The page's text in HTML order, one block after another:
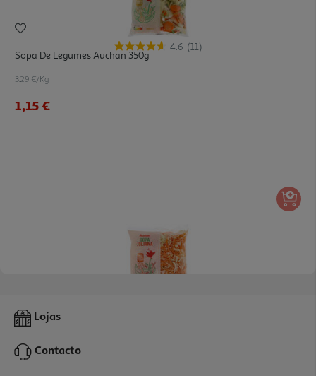
4.6 (11)
Sopa De Legumes Auchan 350g
3.29 €/Kg
1,15 €
Sopa Juliana Auchan 350g
1,15 €
Lojas
Contacto